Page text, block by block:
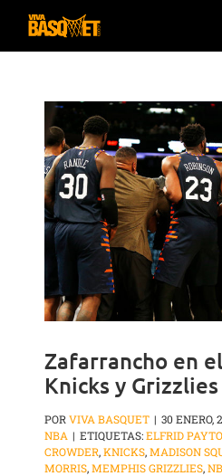
Saltar
Zafarrancho en
Knicks y Grizzlies
PORVIVA BASQUET | 30 ENERO,
NBA | ETIQUETAS:ELFRID
CROWDER,KNICKS,MADISON
MORRIS,MEMPHIS GRIZZLIES,